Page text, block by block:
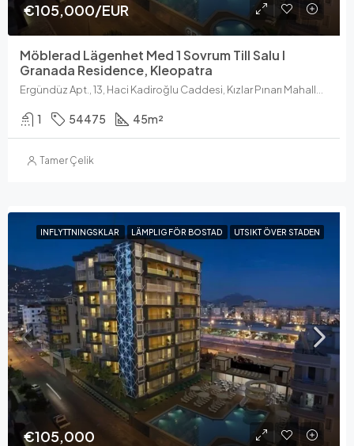
€105,000/EUR
Möblerad Lägenhet Med 1 Sovrum Till Salu I
Granada Residence, Kleopatra
1 54475 45m²
Tamer Çelik
INFLYTTNINGSKLAR LÄMPLIG FÖR BOSTAD UTSIKT ÖVER STADEN
€105,000